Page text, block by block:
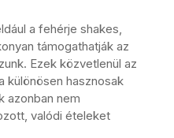
a fehérje shakes,
támogathatják az
Ezek közvetlenül az
különösen hasznosak
azonban nem
valódi ételeket